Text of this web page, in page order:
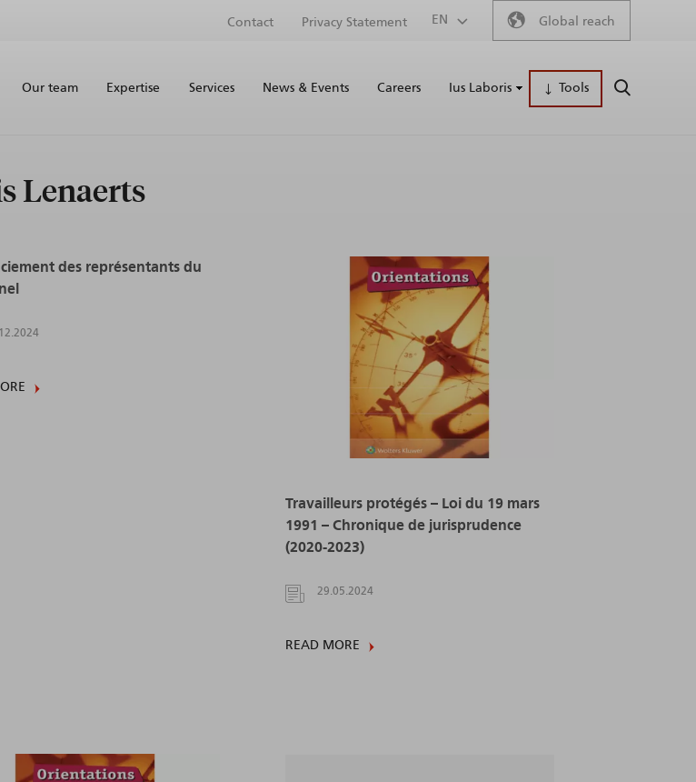
Secondary
menu
Contact Privacy Statement EN Global reach
Main
Our team Expertise Services News & Events Careers Ius Laboris Tools SEARCH
Lenaerts
des représentants du
Travailleurs protégés – Loi du 19 mars
1991 – Chronique de jurisprudence
(2020-2023)
29.05.2024
READ MORE